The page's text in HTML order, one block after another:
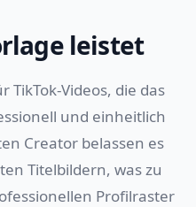
leistet
TikTok-Videos, die das
und einheitlich
Creator belassen es
Titelbildern, was zu
Profilraster